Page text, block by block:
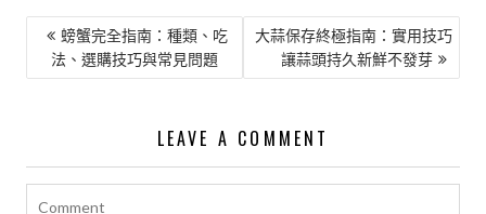
文 螃蟹完全指南：種類、吃
法、選購技巧與常見問題
大蒜保存終極指南：實用技巧
讓蒜頭持久新鮮不發芽
LEAVE A COMMENT